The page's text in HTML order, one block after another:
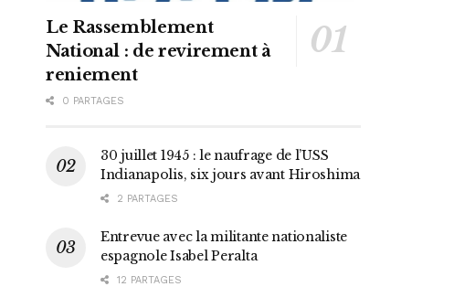
Le Rassemblement
National : de revirement à
reniement
0 PARTAGES
30 juillet 1945 : le naufrage de l’USS
Indianapolis, six jours avant Hiroshima
2 PARTAGES
Entrevue avec la militante nationaliste
espagnole Isabel Peralta
12 PARTAGES